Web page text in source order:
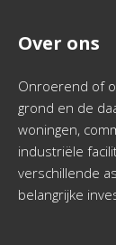
Over ons
Onroerend of
grond en de
woningen,
industriële
verschillende
belangrijke